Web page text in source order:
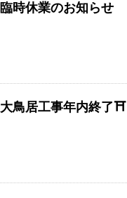
臨時休業のお知らせ
大鳥居工事年内終了⛩